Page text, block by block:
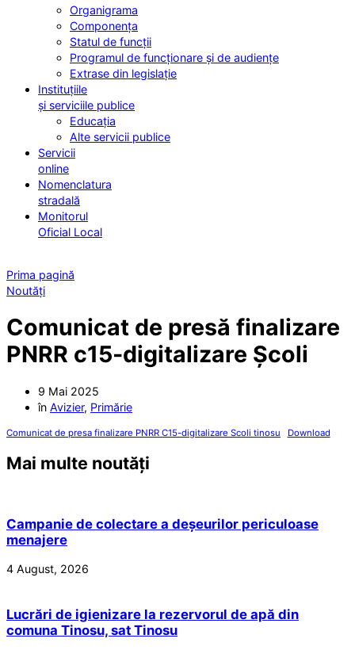
Organigrama
Componența
Statul de funcții
Programul de funcționare și de audiențe
Extrase din legislație
Instituțiile
și serviciile publice
Educația
Alte servicii publice
Servicii
online
Nomenclatura
stradală
Monitorul
Oficial Local
Prima pagină
Noutăți
Comunicat de presă finalizare
PNRR c15-digitalizare Școli
9 Mai 2025
în Avizier, Primărie
Comunicat de presa finalizare PNRR C15-digitalizare Scoli tinosu Download
Mai multe noutăți
Campanie de colectare a deșeurilor periculoase
menajere
4 August, 2026
Lucrări de igienizare la rezervorul de apă din
comuna Tinosu, sat Tinosu